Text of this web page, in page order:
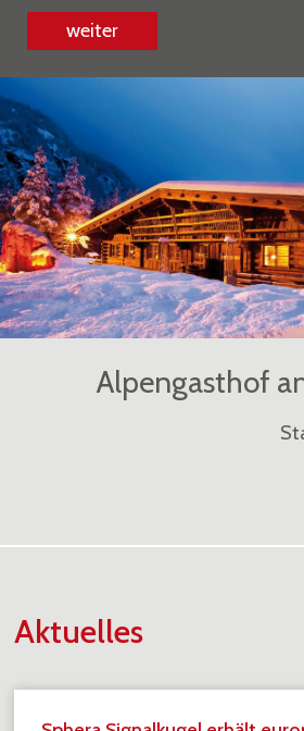
weiter
Alpengasthof
Aktuelles